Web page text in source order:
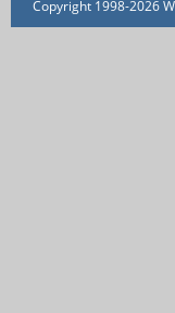
Copyright 1998-2026